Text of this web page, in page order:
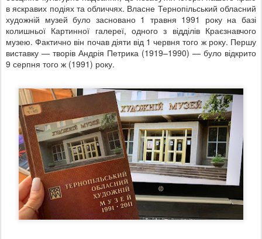
в яскравих подіях та обличчях. Власне Тернопільський обласний
художній музей було засновано 1 травня 1991 року на базі
колишньої Картинної галереї, одного з відділів Краєзнавчого
музею. Фактично він почав діяти від 1 червня того ж року. Першу
виставку — творів Андрія Петрика (1919–1990) — було відкрито
9 серпня того ж (1991) року.